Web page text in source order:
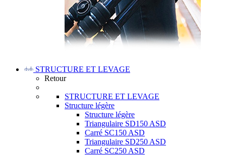
STRUCTURE ET LEVAGE
Retour
STRUCTURE ET LEVAGE
Structure légère
Structure légère
Triangulaire SD150 ASD
Carré SC150 ASD
Triangulaire SD250 ASD
Carré SC250 ASD